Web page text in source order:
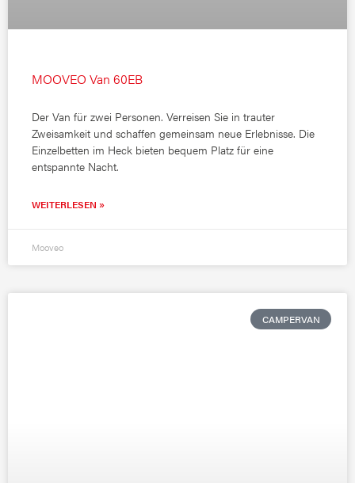
MOOVEO Van 60EB
Der Van für zwei Personen. Verreisen Sie in trauter
Zweisamkeit und schaffen gemeinsam neue Erlebnisse. Die
Einzelbetten im Heck bieten bequem Platz für eine
entspannte Nacht.
WEITERLESEN »
Mooveo
CAMPERVAN